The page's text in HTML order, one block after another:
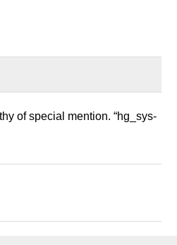
of special mention. “hg_sys-